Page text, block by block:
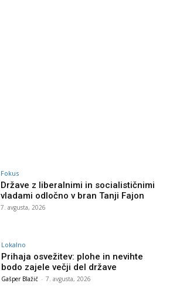
Fokus
Države z liberalnimi in socialističnimi
vladami odločno v bran Tanji Fajon
7. avgusta, 2026
Lokalno
Prihaja osvežitev: plohe in nevihte
bodo zajele večji del države
Gašper Blažič - 7. avgusta, 2026